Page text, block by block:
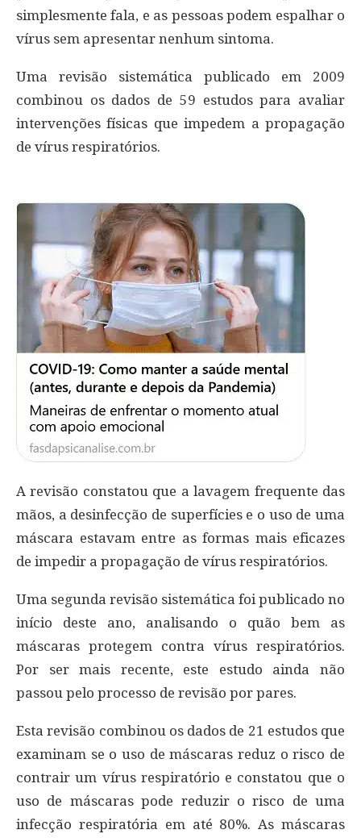
simplesmente fala, e as pessoas podem espalhar o
vírus sem apresentar nenhum sintoma.
Uma revisão sistemática publicado em 2009
combinou os dados de 59 estudos para avaliar
intervenções físicas que impedem a propagação
de vírus respiratórios.
A revisão constatou que a lavagem frequente das
mãos, a desinfecção de superfícies e o uso de uma
máscara estavam entre as formas mais eficazes
de impedir a propagação de vírus respiratórios.
Uma segunda revisão sistemática foi publicado no
início deste ano, analisando o quão bem as
máscaras protegem contra vírus respiratórios.
Por ser mais recente, este estudo ainda não
passou pelo processo de revisão por pares.
Esta revisão combinou os dados de 21 estudos que
examinam se o uso de máscaras reduz o risco de
contrair um vírus respiratório e constatou que o
uso de máscaras pode reduzir o risco de uma
infecção respiratória em até 80%. As máscaras